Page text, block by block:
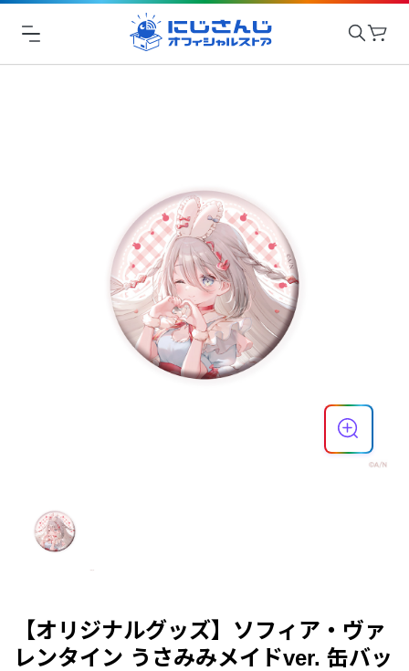
【オリジナルグッズ】ソフィア・ヴァ
レンタイン うさみみメイドver. 缶バッ